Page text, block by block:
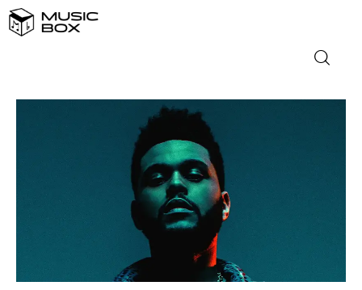
NASLOVNICA
DOMAĆA GLAZBA
STRANA GLAZBA
MUSIC BOX